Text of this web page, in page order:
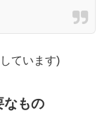
ています)
なもの